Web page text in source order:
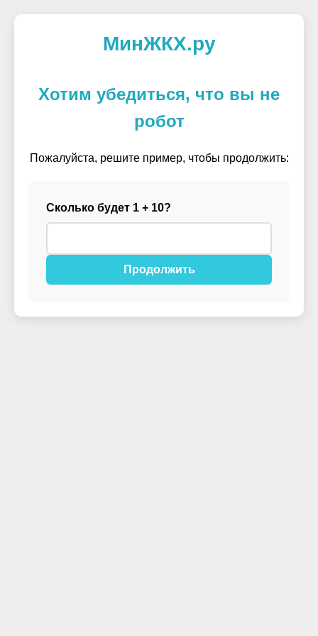
МинЖКХ.ру
Хотим убедиться, что вы не
робот
Пожалуйста, решите пример, чтобы продолжить:
Сколько будет 1 + 10?
Продолжить